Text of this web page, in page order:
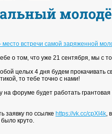
встречи самой заряженной
о том, что уже 21 сентября, мы с
целых 4 дня будем прокачивать
то тебе точно с нами!
на форуме будет работать
заявку по ссылке https://vk.cc/cpXI4k ,
круто.